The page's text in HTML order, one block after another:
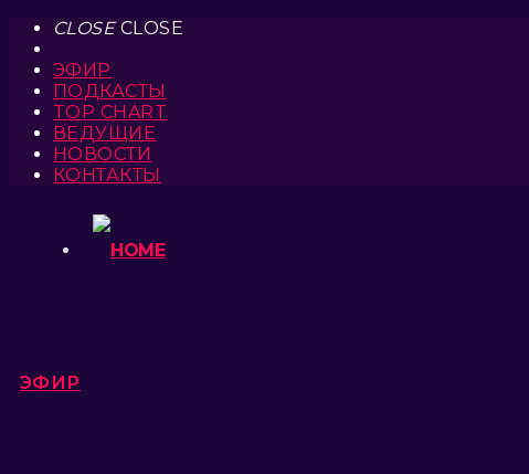
CLOSECLOSE
ЭФИР
ПОДКАСТЫ
TOP CHART
ВЕДУЩИЕ
НОВОСТИ
КОНТАКТЫ
ЭФИР